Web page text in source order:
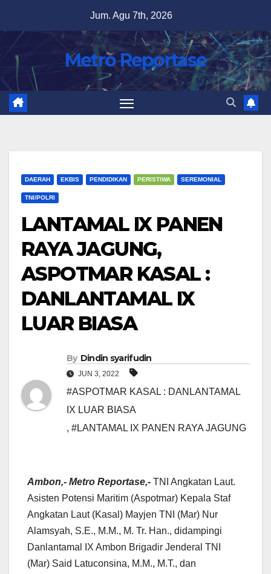
content
Jum. Agu 7th, 2026
Metro Reportase
DAERAH EKBIS PENDIDIKAN PERISTIWA SEREMONIAL
TNI/POLRI
LANTAMAL IX PANEN
RAYA JAGUNG,
ASPOTMAR KASAL :
DANLANTAMAL IX
LUAR BIASA
By Dindin syarifudin
JUN 3, 2022
#ASPOTMAR KASAL : DANLANTAMAL
IX LUAR BIASA
, #LANTAMAL IX PANEN RAYA JAGUNG
Ambon,- Metro Reportase,- TNI Angkatan Laut.
Asisten Potensi Maritim (Aspotmar) Kepala Staf
Angkatan Laut (Kasal) Mayjen TNI (Mar) Nur
Alamsyah, S.E., M.M., M. Tr. Han., didampingi
Danlantamal IX Ambon Brigadir Jenderal TNI
(Mar) Said Latuconsina, M.M., M.T., dan